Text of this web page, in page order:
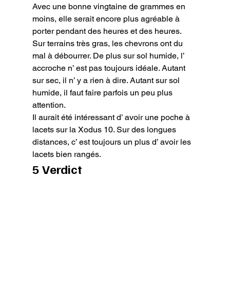
Avec une bonne vingtaine de grammes en
moins, elle serait encore plus agréable à
porter pendant des heures et des heures.
Sur terrains très gras, les chevrons ont du
mal à débourrer. De plus sur sol humide, l’
accroche n’ est pas toujours idéale. Autant
sur sec, il n’ y a rien à dire. Autant sur sol
humide, il faut faire parfois un peu plus
attention.
Il aurait été intéressant d’ avoir une poche à
lacets sur la Xodus 10. Sur des longues
distances, c’ est toujours un plus d’ avoir les
lacets bien rangés.
5 Verdict